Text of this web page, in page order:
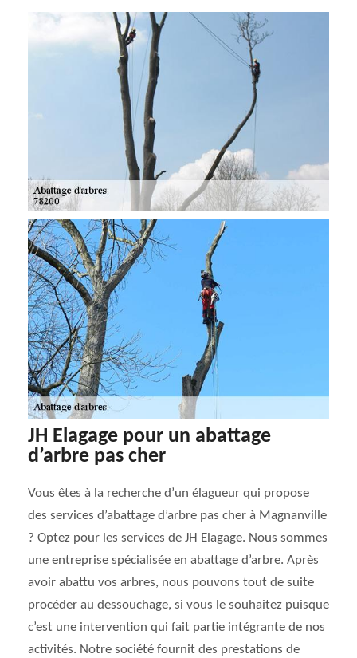
JH Elagage pour un abattage
d’arbre pas cher
Vous êtes à la recherche d’un élagueur qui propose
des services d’abattage d’arbre pas cher à Magnanville
? Optez pour les services de JH Elagage. Nous sommes
une entreprise spécialisée en abattage d’arbre. Après
avoir abattu vos arbres, nous pouvons tout de suite
procéder au dessouchage, si vous le souhaitez puisque
c’est une intervention qui fait partie intégrante de nos
activités. Notre société fournit des prestations de